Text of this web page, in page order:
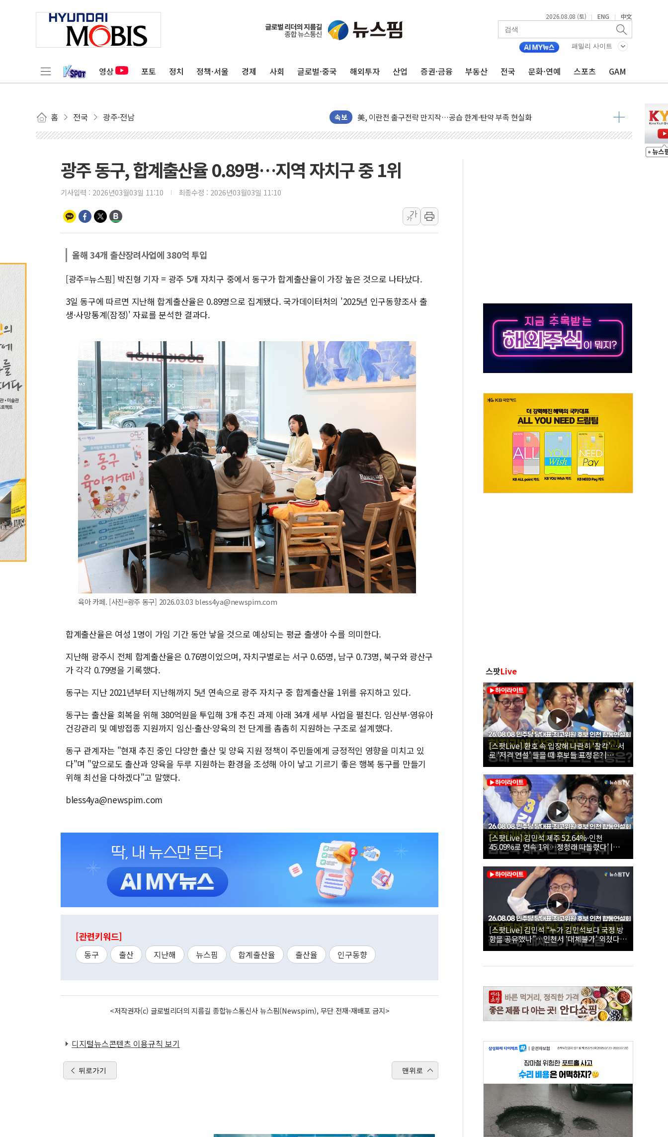
2026.08.08 (토) | ENG | 中文
패밀리 사이트
영상 포토 정치 정책·서울 경제 사회 글로벌·중국 해외투자 산업 증권·금융 부동산 전국 문화·연예 스포츠 GAM
홈 전국 광주·전남 속보
울진·영덕 '호우특보'-포항 '산사태 주의보'...경북도, 호우 피해·통제구간 없어
[종합] 김민석, 정청래에 '0.86%p' 차 재역전 성공...金 45.42% vs 鄭 44.56%
김민석, 2주차 제주·인천 경선서 정청래에 승리...47.75% vs 42.08%
인사하는 김민석 당대표 후보
[속보] 민주, 인천 경선 결과 발표...김민석 45.09% 정청래 43.27% 송영길 11.63%
[속보] 민주, 제주 경선 결과 발표...김민석 52.64% 정청래 39.89% 송영길 7.47%
이번주 국내 주요 금융일정(8.10~8.14)
폐기물 수거하다 참변…60대 환경미화원 수거차에 치여 사망
서울 중랑구 주택가서 흉기 난동…60대 남성 2명 숨져
李대통령 "결혼 때문에 손해 보는 일 없게"…'결혼 페널티' 22개 과제 손본다
여수 오동도 인근 해상서 모터보트 전복…1명 사망·1명 실종
추미애, '위안부' 피해자 기림의 날 참석..."국제적 시민 연대로 목소리 내야"
인천 선재도 갯벌서 해루질 중 실종 60대 나흘만에 숨진 채 발견
인천서 말다툼 중 어머니 흉기 살해 10대 아들 체포
'화합' 꺼낸 김민석에 '뻔뻔' 받아친 정청래…제주 연설서 신경전 고조
李대통령, ISA 개편 재검토 지시…與 "적극 환영"·野 "졸속 국정"
광주 동구, 합계출산율 0.89명…지역 자치구 중 1위
기사입력 : 2026년03월03일 11:10 최종수정 : 2026년03월03일 11:10
가
가
올해 34개 출산장려사업에 380억 투입
[광주=뉴스핌] 박진형 기자 = 광주 5개 자치구 중에서 동구가 합계출산율이 가장 높은 것으로 나타났다.
3일 동구에 따르면 지난해 합계출산율은 0.89명으로 집계됐다. 국가데이터처의 '2025년 인구동향조사 출
생·사망통계(잠정)' 자료를 분석한 결과다.
육아 카페. [사진=광주 동구] 2026.03.03 bless4ya@newspim.com
합계출산율은 여성 1명이 가임 기간 동안 낳을 것으로 예상되는 평균 출생아 수를 의미한다.
지난해 광주시 전체 합계출산율은 0.76명이었으며, 자치구별로는 서구 0.65명, 남구 0.73명, 북구와 광산구
가 각각 0.79명을 기록했다.
동구는 지난 2021년부터 지난해까지 5년 연속으로 광주 자치구 중 합계출산율 1위를 유지하고 있다.
동구는 출산율 회복을 위해 380억원을 투입해 3개 추진 과제 아래 34개 세부 사업을 펼친다. 임산부·영유아
건강관리 및 예방접종 지원까지 임신·출산·양육의 전 단계를 촘촘히 지원하는 구조로 설계했다.
동구 관계자는 "현재 추진 중인 다양한 출산 및 양육 지원 정책이 주민들에게 긍정적인 영향을 미치고 있
다"며 "앞으로도 출산과 양육을 두루 지원하는 환경을 조성해 아이 낳고 기르기 좋은 행복 동구를 만들기
위해 최선을 다하겠다"고 말했다.
bless4ya@newspim.com
[관련키워드]
동구 출산 지난해 뉴스핌 합계출산율 출산율 인구동향
<저작권자(c) 글로벌리더의 지름길 종합뉴스통신사 뉴스핌(Newspim), 무단 전재-재배포 금지>
디지털뉴스콘텐츠 이용규칙 보기
뒤로가기 맨위로
스팟Live
[스팟Live] 환호 속 입장해 나란히 ‘찰칵’…서
로 ‘저격 연설’ 들을 때 후보들 표정은? |
26.08.08 더불어민주당 당대표·최고위원 후
보 인천 합동연설회
[스팟Live] 김민석 제주 52.64%·인천
45.09%로 연속 1위…정청래 따돌렸다’ |
26.08.08 더불어민주당 당대표·최고위원 후
보 인천 합동연설회
[스팟Live] 김민석 “누가 김민석보다 국정 방
향을 공유했나”…인천서 ‘대체불가’ 외쳤다 |
26.08.08 더불어민주당 당대표·최고위원 후